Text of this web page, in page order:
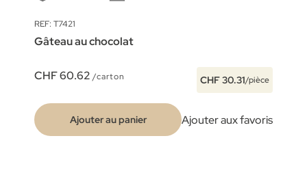
REF: T7421
Gâteau au chocolat
CHF 60.62 /carton CHF 30.31/pièce
Ajouter au panier Ajouter aux favoris